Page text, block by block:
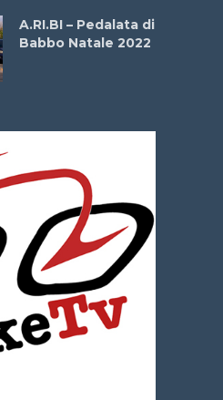
A.RI.BI – Pedalata di
Babbo Natale 2022